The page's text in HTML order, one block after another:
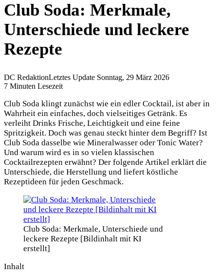
Club Soda: Merkmale,
Unterschiede und leckere
Rezepte
DC RedaktionLetztes Update Sonntag, 29 März 2026
7 Minuten Lesezeit
Club Soda klingt zunächst wie ein edler Cocktail, ist aber in
Wahrheit ein einfaches, doch vielseitiges Getränk. Es
verleiht Drinks Frische, Leichtigkeit und eine feine
Spritzigkeit. Doch was genau steckt hinter dem Begriff? Ist
Club Soda dasselbe wie Mineralwasser oder Tonic Water?
Und warum wird es in so vielen klassischen
Cocktailrezepten erwähnt? Der folgende Artikel erklärt die
Unterschiede, die Herstellung und liefert köstliche
Rezeptideen für jeden Geschmack.
Club Soda: Merkmale, Unterschiede und
leckere Rezepte [Bildinhalt mit KI
erstellt]
Inhalt